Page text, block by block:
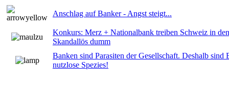
Anschlag auf Banker - Angst steigt...
Konkurs: Merz + Nationalbank treiben Schweiz in
Skandallös dumm
Banken sind Parasiten der Gesellschaft. Deshalb sind
nutzlose Spezies!